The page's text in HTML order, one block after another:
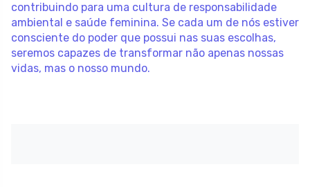
contribuindo para uma cultura de responsabilidade
ambiental e saúde feminina. Se cada um de nós estiver
consciente do poder que possui nas suas escolhas,
seremos capazes de transformar não apenas nossas
vidas, mas o nosso mundo.